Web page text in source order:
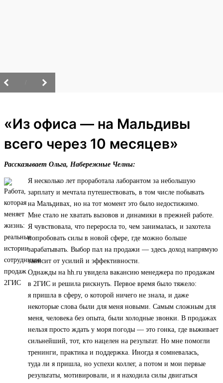
«Из офиса — на Мальдивы
всего через 10 месяцев»
Рассказывает Ольга, Набережные Челны:
Я несколько лет проработала лаборантом за небольшую
зарплату и мечтала путешествовать, в том числе побывать
на Мальдивах, но на тот момент это было недостижимо.
Мне стало не хватать вызовов и динамики в прежней работе.
Я чувствовала, что переросла то, чем занималась, и захотела
попробовать силы в новой сфере, где можно больше
зарабатывать. Выбор пал на продажи — здесь доход напрямую
зависит от усилий и эффективности.
Однажды на hh.ru увидела вакансию менеджера по продажам
в 2ГИС и решила рискнуть. Первое время было тяжело:
я пришла в сферу, о которой ничего не знала, и даже
некоторые слова были для меня новыми. Самым сложным для
меня, человека без опыта, были холодные звонки. В продажах
нельзя просто ждать у моря погоды — это гонка, где выживает
сильнейший, тот, кто нацелен на результат. Но мне помогли
тренинги, практика и поддержка. Иногда я сомневалась,
туда ли я пришла, но успехи коллег, а потом и мои первые
результаты, мотивировали, и я находила силы двигаться